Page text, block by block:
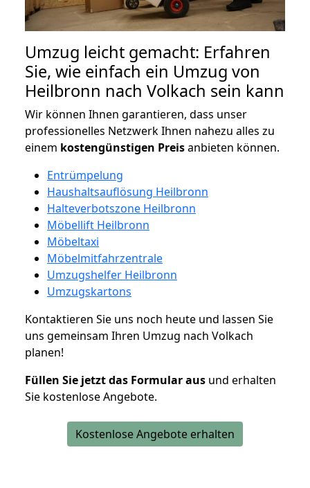
Umzug leicht gemacht: Erfahren
Sie, wie einfach ein Umzug von
Heilbronn nach Volkach sein kann
Wir können Ihnen garantieren, dass unser
professionelles Netzwerk Ihnen nahezu alles zu
einem kostengünstigen Preisanbieten können.
Entrümpelung
Haushaltsauflösung Heilbronn
Halteverbotszone Heilbronn
Möbellift Heilbronn
Möbeltaxi
Möbelmitfahrzentrale
Umzugshelfer Heilbronn
Umzugskartons
Kontaktieren Sie uns noch heute und lassen Sie
uns gemeinsam Ihren Umzug nach Volkach
planen!
Füllen Sie jetzt das Formular aus und erhalten
Sie kostenlose Angebote.
Kostenlose Angebote erhalten